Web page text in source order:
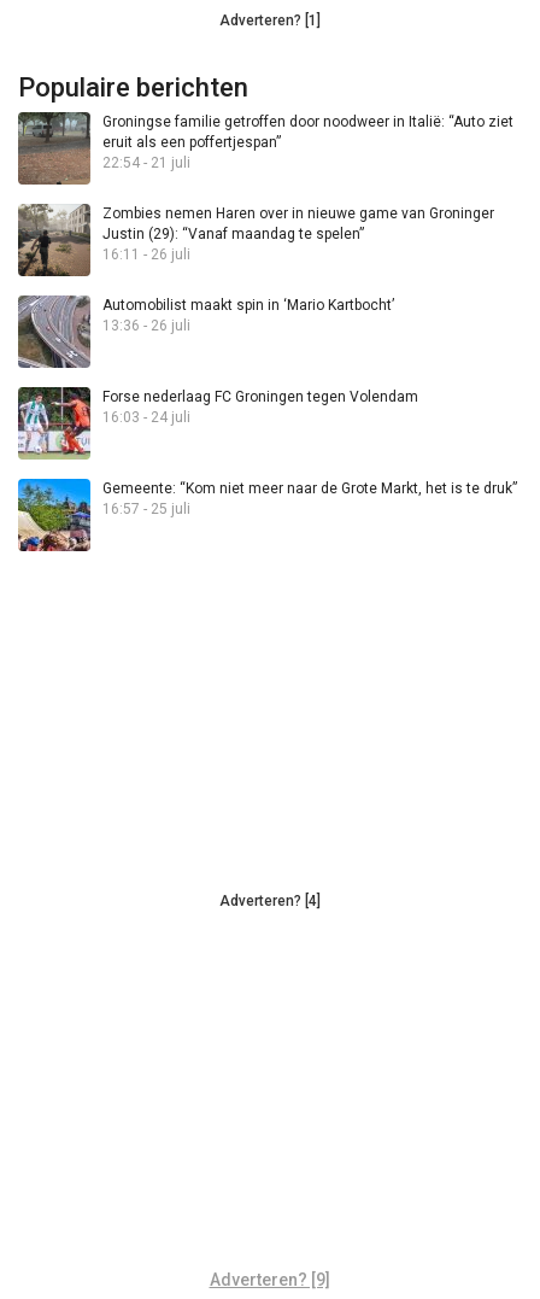
Adverteren? [1]
Populaire berichten
Groningse familie getroffen door noodweer in Italië: “Auto ziet
eruit als een poffertjespan”
22:54 - 21 juli
Zombies nemen Haren over in nieuwe game van Groninger
Justin (29): “Vanaf maandag te spelen”
16:11 - 26 juli
Automobilist maakt spin in ‘Mario Kartbocht’
13:36 - 26 juli
Forse nederlaag FC Groningen tegen Volendam
16:03 - 24 juli
Gemeente: “Kom niet meer naar de Grote Markt, het is te druk”
16:57 - 25 juli
Adverteren? [4]
Adverteren? [9]